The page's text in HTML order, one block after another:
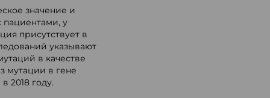
значение и
у
присутствует в
указывают
в качестве
мутации в гене
2018 году.